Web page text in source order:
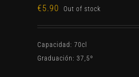
€5.90 Out of stock
Capacidad: 70cl
Graduación: 37,5º